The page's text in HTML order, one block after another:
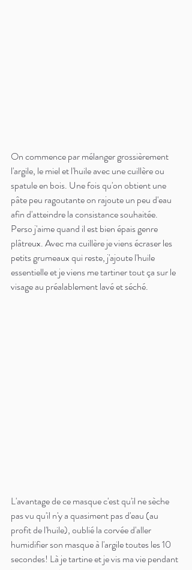
On commence par mélanger grossièrement
l'argile, le miel et l'huile avec une cuillère ou
spatule en bois. Une fois qu'on obtient une
pâte peu ragoutante on rajoute un peu d'eau
afin d'atteindre la consistance souhaitée.
Perso j'aime quand il est bien épais genre
plâtreux. Avec ma cuillère je viens écraser les
petits grumeaux qui reste, j'ajoute l'huile
essentielle et je viens me tartiner tout ça sur le
visage au préalablement lavé et séché.
L'avantage de ce masque c'est qu'il ne sèche
pas vu qu'il n'y a quasiment pas d'eau (au
profit de l'huile), oublié la corvée d'aller
humidifier son masque à l'argile toutes les 10
secondes! Là je tartine et je vis ma vie pendant